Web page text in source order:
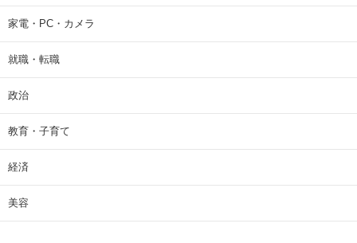
家電・PC・カメラ
就職・転職
政治
教育・子育て
経済
美容